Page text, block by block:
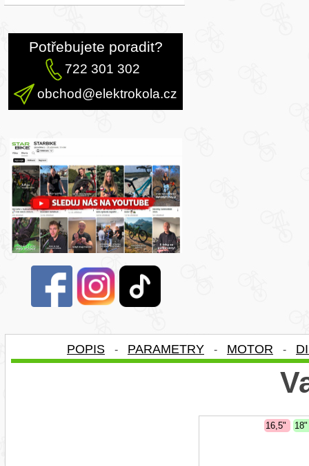
Potřebujete poradit?
722 301 302
obchod@elektrokola.cz
POPIS - PARAMETRY - MOTOR -
16,5"